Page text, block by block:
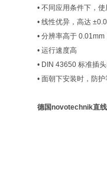
• 不同应用条件下，
• 线性优异，高达
• 分辨率高于 0.01mm
• 运行速度高
• DIN 43650 标准插
• 面朝下安装时，防
德国novotechnik直